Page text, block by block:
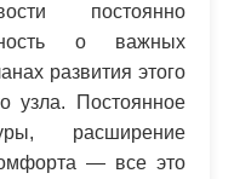
постоянно
о важных
развития этого
узла. Постоянное
расширение
— все это